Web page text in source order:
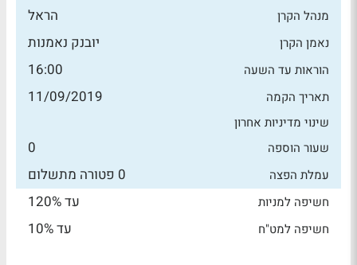
מנהל הקרן הראל
נאמן הקרן יובנק נאמנות
הוראות עד השעה 16:00
תאריך הקמה 11/09/2019
שינוי מדיניות אחרון
שעור הוספה
0
עמלת הפצה 0 פטורה מתשלום
חשיפה למניות עד 120%
חשיפה למט"ח עד 10%